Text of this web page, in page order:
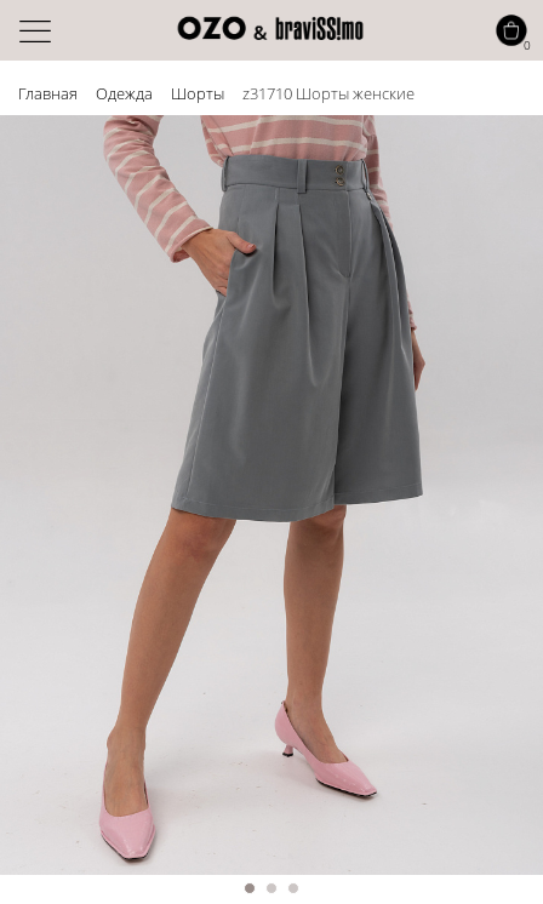
Главная Одежда Шорты z31710 Шорты женские
0